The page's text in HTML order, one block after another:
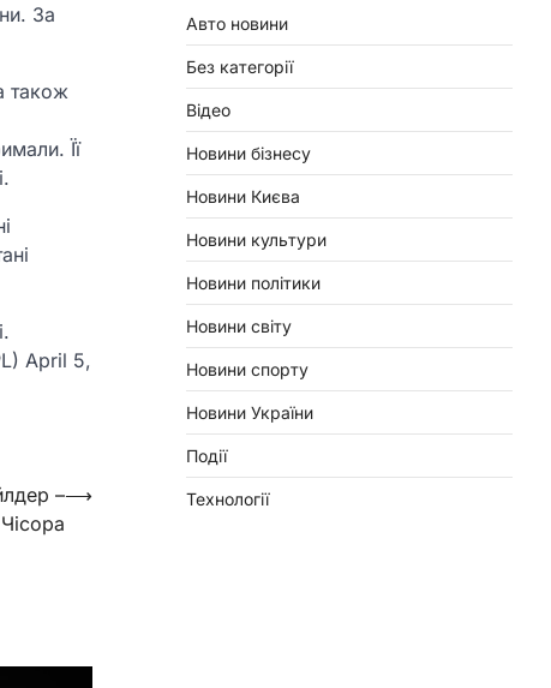
За
також
Її
April 5,
–
Чісора
⟶
Авто новини
Без категорії
Відео
Новини бізнесу
Новини Києва
Новини культури
Новини політики
Новини світу
Новини спорту
Новини України
Події
Технології